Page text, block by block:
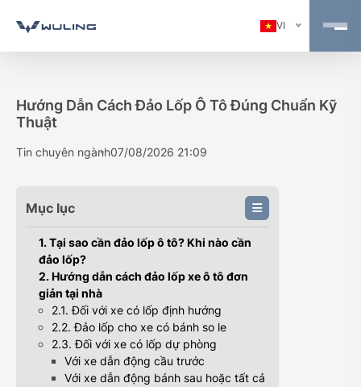
VI
Hướng Dẫn Cách Đảo Lốp Ô Tô Đúng Chuẩn Kỹ
Thuật
Tin chuyên ngành07/08/2026 21:09
Mục lục
1. Tại sao cần đảo lốp ô tô? Khi nào cần
đảo lốp?
2. Hướng dẫn cách đảo lốp xe ô tô đơn
giản tại nhà
2.1. Đối với xe có lốp định hướng
2.2. Đảo lốp cho xe có bánh so le
2.3. Đối với xe có lốp dự phòng
Với xe dẫn động cầu trước
Với xe dẫn động bánh sau hoặc tất cả